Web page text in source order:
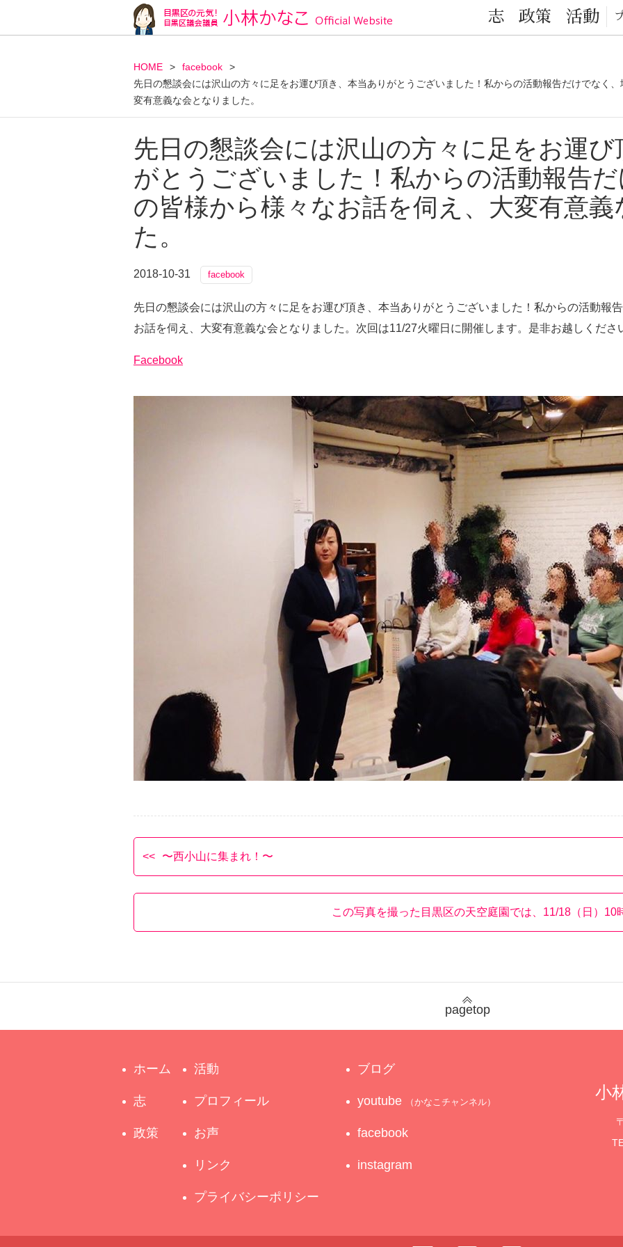
目黒区の元気！目黒区議会議員 小林かなこ
志 政策 活動
HOME > facebook
>
先日の懇談会には沢山の方々に足をお運び頂き、本当ありがとうございました！私からの活動報告だけでなく
変有意義な会となりました。
先日の懇談会には沢山の方々に足をお運
がとうございました！私からの活動報告
の皆様から様々なお話を伺え、大変有意
た。
2018-10-31 facebook
先日の懇談会には沢山の方々に足をお運び頂き、本当ありがとうございました！私からの活動報
お話を伺え、大変有意義な会となりました。次回は11/27火曜日に開催します。是非お越しくださ
Facebook
〜西小山に集まれ！〜
この写真を撮った目黒区の天空庭園では、11/18（日）10
pagetop
ホーム
志
政策
活動
プロフィール
お声
リンク
プライバシーポリシー
ブログ
youtube （かなこチャンネル）
facebook
instagram
小